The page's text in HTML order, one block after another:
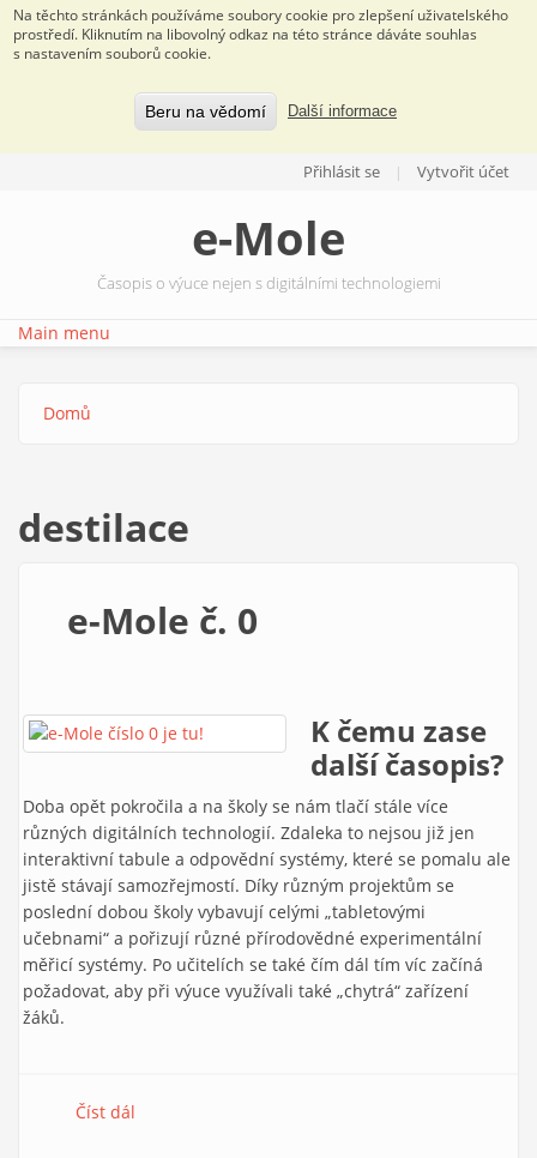
Na těchto stránkách používáme soubory cookie pro zlepšení uživatelského
prostředí. Kliknutím na libovolný odkaz na této stránce dáváte souhlas
s nastavením souborů cookie.
Beru na vědomí Další informace
Přihlásit se Vytvořit účet
e-Mole
Časopis o výuce nejen s digitálními technologiemi
Main menu
Jste zde
Domů
destilace
e-Mole č. 0
K čemu zase
další časopis?
Doba opět pokročila a na školy se nám tlačí stále více
různých digitálních technologií. Zdaleka to nejsou již jen
interaktivní tabule a odpovědní systémy, které se pomalu ale
jistě stávají samozřejmostí. Díky různým projektům se
poslední dobou školy vybavují celými „tabletovými
učebnami“ a pořizují různé přírodovědné experimentální
měřicí systémy. Po učitelích se také čím dál tím víc začíná
požadovat, aby při výuce využívali také „chytrá“ zařízení
žáků.
Číst dál